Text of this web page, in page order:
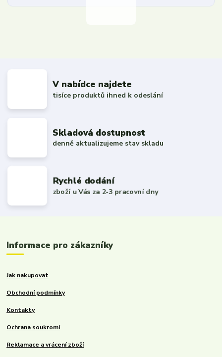
V nabídce najdete
tisíce produktů ihned k odeslání
Skladová dostupnost
denně aktualizujeme stav skladu
Rychlé dodání
zboží u Vás za 2-3 pracovní dny
Informace pro zákazníky
Jak nakupovat
Obchodní podmínky
Kontakty
Ochrana soukromí
Reklamace a vrácení zboží